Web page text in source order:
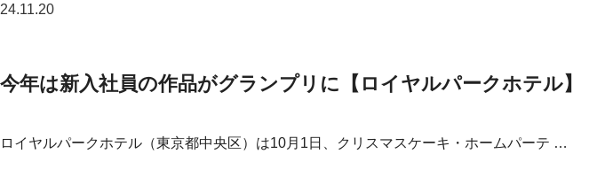
24.11.20
今年は新入社員の作品がグランプリに【ロイヤルパークホテル】
ロイヤルパークホテル（東京都中央区）は10月1日、クリスマスケーキ・ホームパーテ …